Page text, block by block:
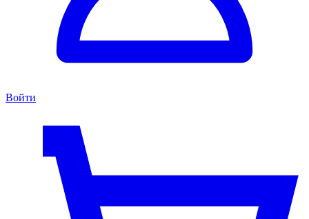
Войти